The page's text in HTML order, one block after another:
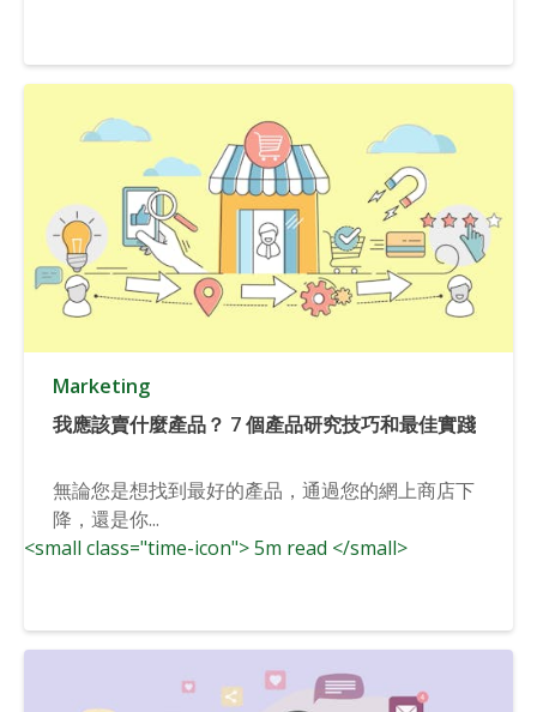
Marketing
我應該賣什麼產品？ 7 個產品研究技巧和最佳實踐
無論您是想找到最好的產品，通過您的網上商店下
降，還是你...
<small class="time-icon"> 5m read </small>